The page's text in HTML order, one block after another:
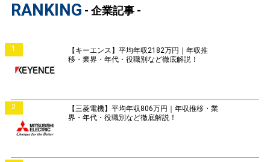
RANKING - 企業記事 -
1
【キーエンス】平均年収2182万円｜年収推
移・業界・年代・役職別など徹底解説！
2
【三菱電機】平均年収806万円｜年収推移・業
界・年代・役職別など徹底解説！